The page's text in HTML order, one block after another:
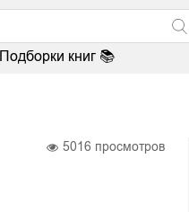
Подборки книг 📚
5016 просмотров